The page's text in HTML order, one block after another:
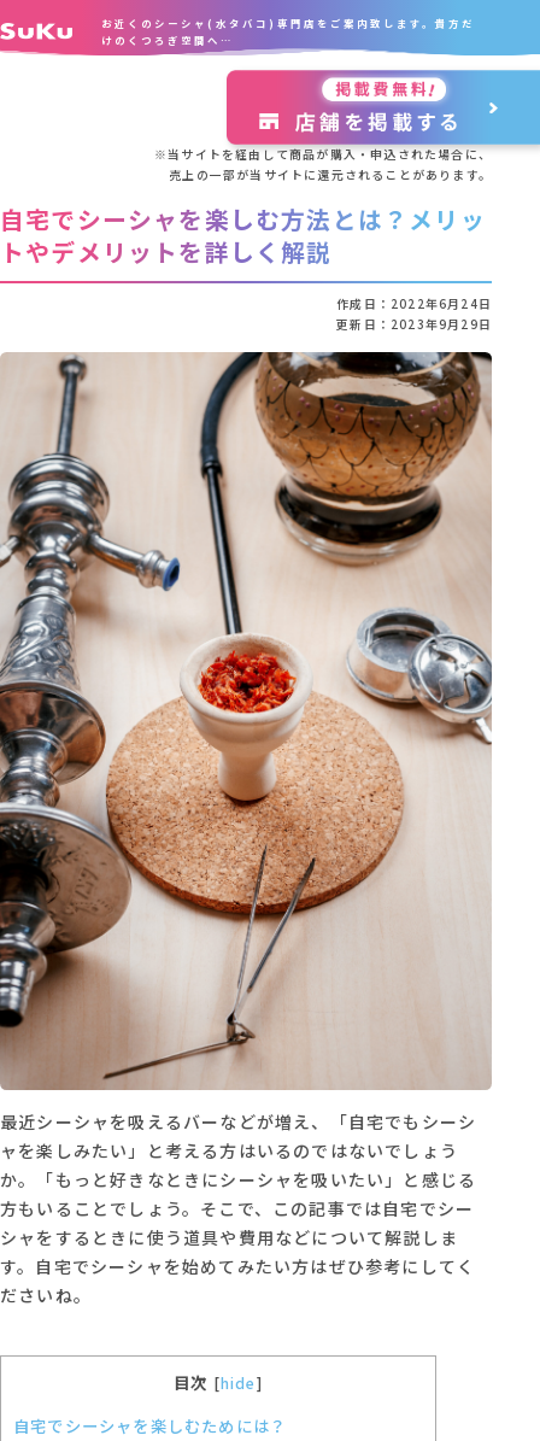
お近くのシーシャ(水タバコ)専門店をご案内致します。貴方だ
けのくつろぎ空間へ…
※当サイトを経由して商品が購入・申込された場合に、
売上の一部が当サイトに還元されることがあります。
自宅でシーシャを楽しむ方法とは？メリッ
トやデメリットを詳しく解説
作成日： 2022年6月24日
更新日： 2023年9月29日
最近シーシャを吸えるバーなどが増え、「自宅でもシーシ
ャを楽しみたい」と考える方はいるのではないでしょう
か。「もっと好きなときにシーシャを吸いたい」と感じる
方もいることでしょう。そこで、この記事では自宅でシー
シャをするときに使う道具や費用などについて解説しま
す。自宅でシーシャを始めてみたい方はぜひ参考にしてく
ださいね。
目次 [hide]
自宅でシーシャを楽しむためには？